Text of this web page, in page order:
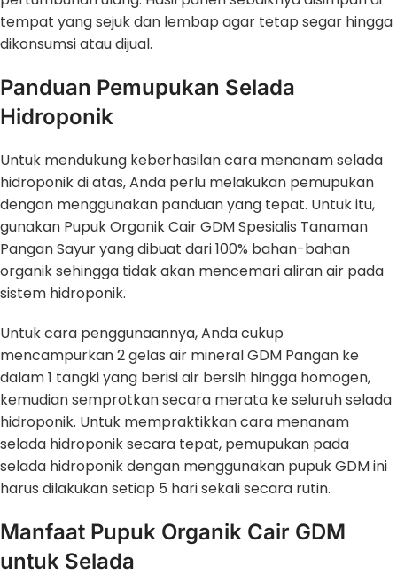
tempat yang sejuk dan lembap agar tetap segar hingga
dikonsumsi atau dijual.
Panduan Pemupukan Selada
Hidroponik
Untuk mendukung keberhasilan cara menanam selada
hidroponik di atas, Anda perlu melakukan pemupukan
dengan menggunakan panduan yang tepat. Untuk itu,
gunakan Pupuk Organik Cair GDM Spesialis Tanaman
Pangan Sayur yang dibuat dari 100% bahan-bahan
organik sehingga tidak akan mencemari aliran air pada
sistem hidroponik.
Untuk cara penggunaannya, Anda cukup
mencampurkan 2 gelas air mineral GDM Pangan ke
dalam 1 tangki yang berisi air bersih hingga homogen,
kemudian semprotkan secara merata ke seluruh selada
hidroponik. Untuk mempraktikkan cara menanam
selada hidroponik secara tepat, pemupukan pada
selada hidroponik dengan menggunakan pupuk GDM ini
harus dilakukan setiap 5 hari sekali secara rutin.
Manfaat Pupuk Organik Cair GDM
untuk Selada